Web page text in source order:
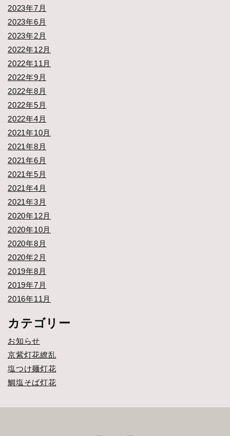
2023年7月
2023年6月
2023年2月
2022年12月
2022年11月
2022年9月
2022年8月
2022年5月
2022年4月
2021年10月
2021年8月
2021年6月
2021年5月
2021年4月
2021年3月
2020年12月
2020年10月
2020年8月
2020年2月
2019年8月
2019年7月
2016年11月
カテゴリー
お知らせ
京紫灯花繚乱
塩つけ麺灯花
鯛塩そば灯花